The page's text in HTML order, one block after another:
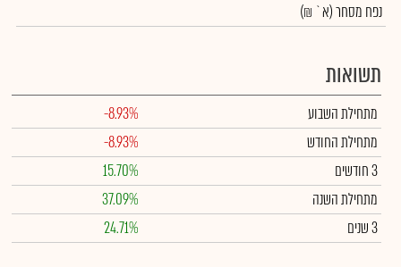
נפח מסחר(א` ₪)
תשואות
מתחילת השבוע
-8.93%
מתחילת החודש
-8.93%
3 חודשים
15.70%
מתחילת השנה
37.09%
3 שנים
24.71%